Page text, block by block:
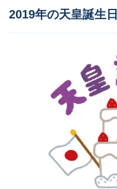
2019年の天皇誕生